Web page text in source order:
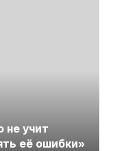
не учит
её ошибки»